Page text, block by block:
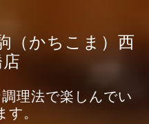
（かちこま）西
理法で楽しんでい
。